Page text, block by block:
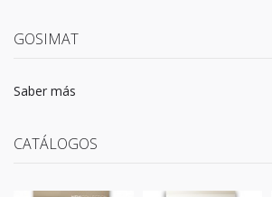
GOSIMAT
Saber más
CATÁLOGOS